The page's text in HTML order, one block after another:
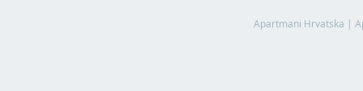
Apartmani Hrvatska |